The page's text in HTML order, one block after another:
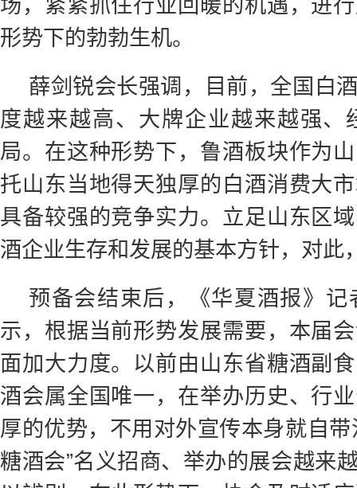
场，紧紧抓住行业回暖的机遇，进
形势下的勃勃生机。
薛剑锐会长强调，目前，全国白
度越来越高、大牌企业越来越强
局。在这种形势下，鲁酒板块作为
托山东当地得天独厚的白酒消费大
具备较强的竞争实力。立足山东区
酒企业生存和发展的基本方针，对此
预备会结束后，《华夏酒报》
示，根据当前形势发展需要，本届
面加大力度。以前由山东省糖酒副
酒会属全国唯一，在举办历史、行
厚的优势，不用对外宣传本身就自
糖酒会”名义招商、举办的展会越来